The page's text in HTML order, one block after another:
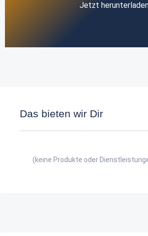
Jetzt
Das bieten wir Dir
(keine Produkte oder